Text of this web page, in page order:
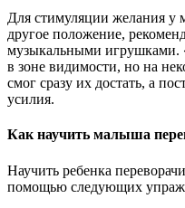
Для стимуляции желания у
другое положение,
музыкальными игрушками.
в зоне видимости, но на
смог сразу их достать, а
усилия.
Как научить малыша
Научить ребенка
помощью следующих